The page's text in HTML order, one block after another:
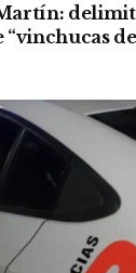
“vinchucas